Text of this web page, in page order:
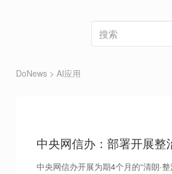
DoNews > AI应用
中央网信办：部署开展整
中央网信办开展为期4个月的“清朗·